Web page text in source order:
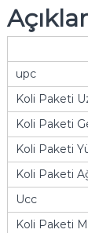
upc
Koli Paketi
Koli Paketi
Koli Paketi
Koli Paketi
Ucc
Koli Paketi